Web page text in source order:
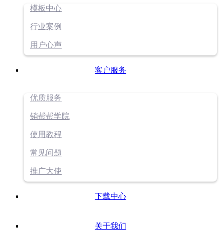
模板中心
行业案例
用户心声
客户服务
优质服务
销帮帮学院
使用教程
常见问题
推广大使
下载中心
关于我们